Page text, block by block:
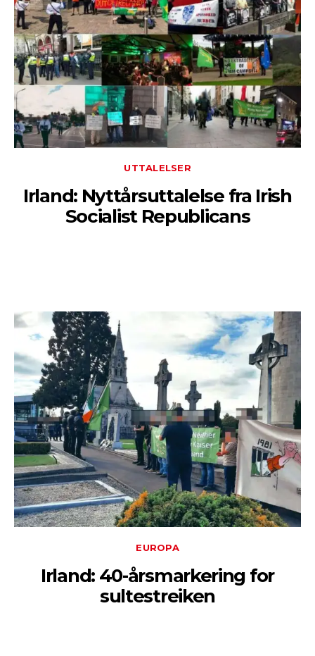
UTTALELSER
Irland: Nyttårsuttalelse fra Irish
Socialist Republicans
EUROPA
Irland: 40-årsmarkering for
sultestreiken